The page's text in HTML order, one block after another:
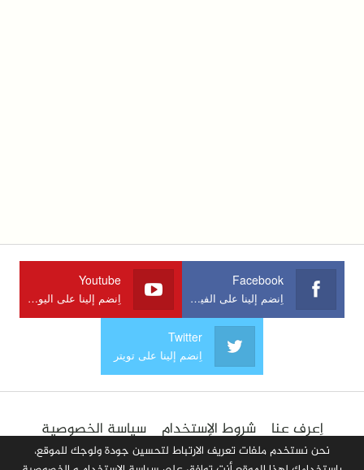
Facebook
اِنضم إلينا على الفيسبوك
Youtube
اِنضم إلينا على اليوتوب
Twitter
اِنضم إلينا على تويتر
اِعرف عنا شروط الإستخدام
سياسة الخصوصية
الإعلان في الموقع
اِتصل بنا أضف مقالا
نحن نستخدم ملفات تعريف الارتباط لتحسين جودة ولوجك للموقع،